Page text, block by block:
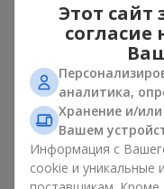
Букет "Nude Perfume"
2 822 грн
Этот сайт
согласие
аналитика,
Хранение и/
Вашем
Информация с
cookie и уникальные